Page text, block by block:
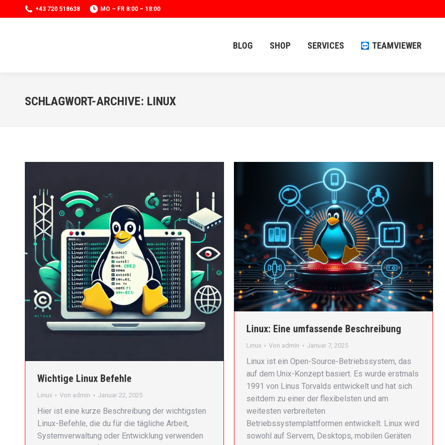
+43 720 518638 MO – FR 8:00 – 18:00
BLOG SHOP SERVICES TEAMVIEWER
SCHLAGWORT-ARCHIVE: LINUX
Wichtige Linux Befehle
Linux Von admin Januar 22, 2025
Hier ist eine kurze Beschreibung der wichtigsten
Linux-Befehle, die du für die tägliche Arbeit,
Systemverwaltung oder Entwicklung verwenden
Linux: Eine umfassende Beschreibung
Linux Von admin Januar 7, 2025
Linux ist ein Open-Source-Betriebssystem, das
auf dem Unix-Konzept basiert. Es wurde erstmals
1991 von Linus Torvalds entwickelt und hat sich
seitdem zu einer der flexibelsten und am
weitesten verbreiteten
Betriebssystemplattformen entwickelt. Linux wird
sowohl auf Servern, Desktops, mobilen Geräten